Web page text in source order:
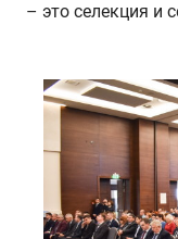
– это селекция и